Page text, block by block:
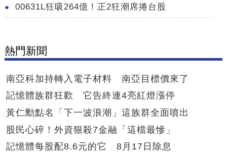
00631L狂吸264億！正2狂潮席捲台股
熱門新聞
南亞科加持轉入電子材料 南亞目標價來了
記憶體族群狂歡 它告終連4亮紅燈漲停
黃仁勳點名「下一波浪潮」這族群全面噴出
股民心碎！外資狠殺7金融「這檔最慘」
記憶體每股配8.6元的它 8月17日除息